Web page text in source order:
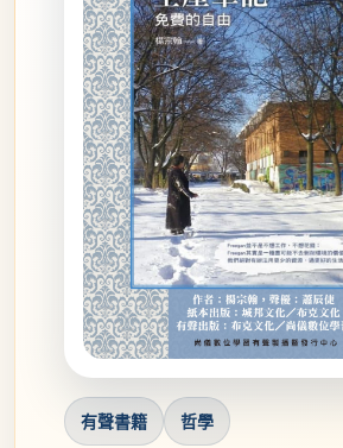
有聲書籍 哲學